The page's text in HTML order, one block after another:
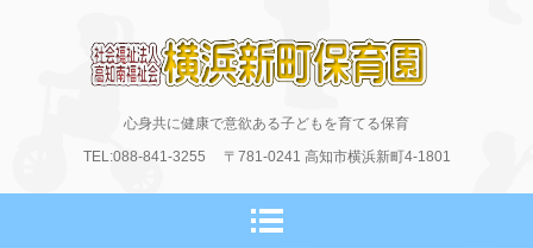
横浜新町保育園のホームページ
心身共に健康で意欲ある子どもを育てる保育
TEL:088-841-3255
〒781-0241 高知市横浜新町4-1801